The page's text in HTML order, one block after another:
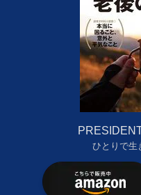
ひとりで生